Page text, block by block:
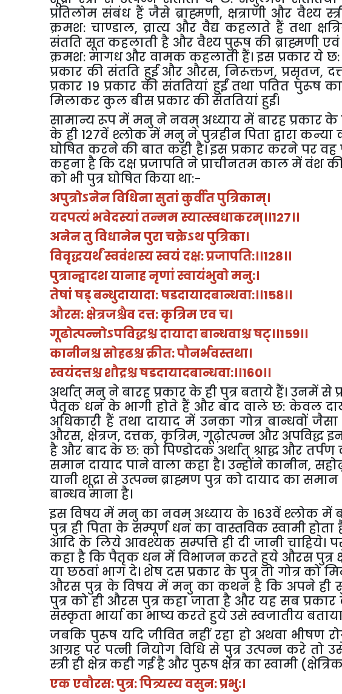
प्रतिलोम संबंध हैं जैसे ब्राह्मणी, क्षत्राणी और वैश्य
क्रमश: चाण्डाल, व्रात्य और वैद्य कहलाते हैं तथा
संतति सूत कहलाती है और वैश्य पुरूष की ब्राह्मणी एवं
क्रमश: मागध और वामक कहलाती हैं। इस प्रकार ये छ:
प्रकार की संतति हुईं और औरस,निरूक्तज,प्रसृतज,
प्रकार 19प्रकार की संततियां हुईं तथा पतित पुरूष का
मिलाकरकुलबीसप्रकारकीसंततियांहुईं।
सामान्यरूपमें मनुनेनवम् अध्यायमें बारहप्रकारके
के ही127वें श्लोकमें मनुने पुत्रहीनपिता द्वाराकन्या
घोषित करने की बात कही है। इस प्रकार करने पर वह
कहनाहैकिदक्षप्रजापतिनेप्राचीनतमकालमेंवंश
को भीपुत्रघोषितकिया था:-
अपुत्रोऽनेनविधिनासुतांकुर्वीतपुत्रिकाम्।
यदपत्यंभवेदस्यांतन्ममस्यात्स्वधाकरम्।।127।।
अनेनतुविधानेनपुराचक्रेऽथपुत्रिका।
विवृद्धयर्थंस्ववंशस्यस्वयंदक्ष:प्रजापति:।।128।।
पुत्रान्द्वादशयानाहनृणांस्वायंभुवोमनु:।
तेषांषड्बन्धुदायादा:षडदायादबान्धवा:।।158।।
औरस:क्षेत्रजश्चैवदत्त:कृत्रिमएवच।
गूढोत्पन्नोऽपविद्धश्चदायादाबान्धवाश्चषट्।।159।।
कानीनश्चसोहढश्चक्रीत:पौनर्भवस्तथा।
स्वयंदत्तश्चशौद्रश्चषडदायादबान्धवा:।।160।।
अर्थात्मनुनेबारहप्रकारकेहीपुत्रबतायेहैं। उनमेंसे
पैतृक धन के भागी होते हैं और बाद वाले छ: केवल
अधिकारी हैं तथा दायाद में उनका गोत्र बान्धवों जैसा
औरस, क्षेत्रज, दत्तक, कृत्रिम, गूढ़ोत्पन्न और अपविद्ध
है और बाद के छ:को पिण्डोदक अर्थात् श्राद्ध और तर्पण
समान दायाद पाने वाला कहा है। उन्होंने कानीन,
यानी शूद्रा से उत्पन्न ब्राह्मण पुत्र को दायाद का समान
बान्धवमानाहै।
इस विषयमें मनुका नवम् अध्याय के163वें श्लोक में
पुत्र ही पिता के सम्पूर्ण धन का वास्तविक स्वामी होता
आदि के लिये आवश्यक सम्पत्ति ही दी जानी चाहिये।
कहाहै किपैतृक धनमें विभाजनकरतेहुये औरसपुत्र
या छठवां भाग दे। शेष दसप्रकार के पुत्रतो गोत्रको
औरस पुत्र के विषय में मनु का कथन है कि अपने ही
पुत्र को ही औरस पुत्र कहा जाता है और यह सब प्रकार
संस्कृता भार्याका भाष्यकरतेहुयेउसेस्वजातीय
जबकि पुरूष यदि जीवित नहीं रहा हो अथवा भीषण
आग्रह पर पत्नी नियोग विधि से पुत्र उत्पन्न करे तो
स्त्रीही क्षेत्रकहीगईहै औरपुरूष क्षेत्रकास्वामी (
एकएवौरस:पुत्र:पित्र्यस्यवसुन:प्रभु:।